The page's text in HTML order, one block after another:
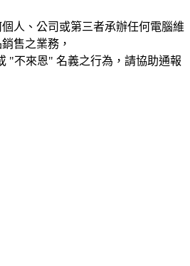
人、公司或第三者承辦任何電腦維
售之業務，
"不來恩" 名義之行為，請協助通報